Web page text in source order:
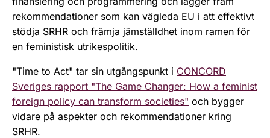
rekommendationer som kan vägleda EU i att effektivt
stödja SRHR och främja jämställdhet inom ramen för
en feministisk utrikespolitik.
"Time to Act" tar sin utgångspunkt i CONCORD
Sveriges rapport "The Game Changer: How a feminist
foreign policy can transform societies" och bygger
vidare på aspekter och rekommendationer kring
SRHR.